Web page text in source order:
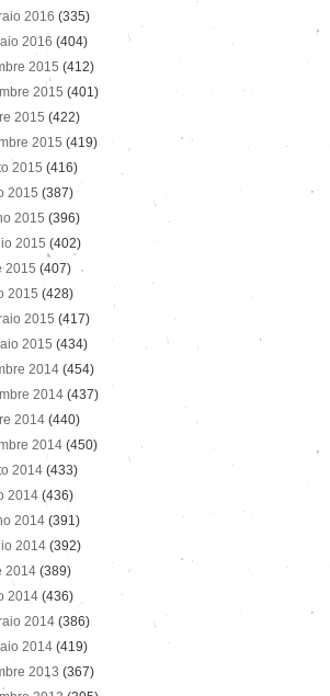
2016 (335)
2016 (404)
2015 (412)
2015 (401)
2015 (422)
2015 (419)
2015 (416)
2015 (387)
2015 (396)
2015 (402)
2015 (407)
2015 (428)
2015 (417)
2015 (434)
2014 (454)
2014 (437)
2014 (440)
2014 (450)
2014 (433)
2014 (436)
2014 (391)
2014 (392)
2014 (389)
2014 (436)
2014 (386)
2014 (419)
2013 (367)